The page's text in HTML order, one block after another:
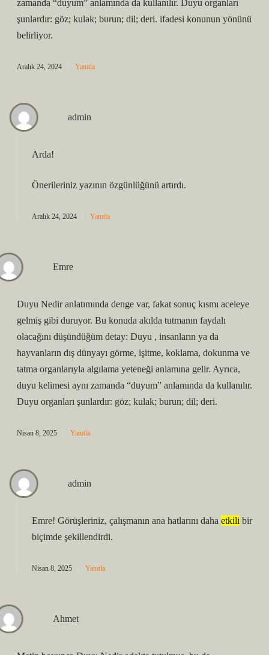
zamanda “duyum” anlamında da kullanılır. Duyu organları
şunlardır: göz; kulak; burun; dil; deri. ifadesi konunun yönünü
belirliyor.
Aralık 24, 2024 Yanıtla
admin
Arda!
Önerileriniz yazının özgünlüğünü artırdı.
Aralık 24, 2024 Yanıtla
Emre
Duyu Nedir anlatımında denge var, fakat sonuç kısmı aceleye
gelmiş gibi duruyor. Bu konuda akılda tutmanın faydalı
olacağını düşündüğüm detay: Duyu , insanların ya da
hayvanların dış dünyayı görme, işitme, koklama, dokunma ve
tatma organlarıyla algılama yeteneği anlamına gelir. Ayrıca,
duyu kelimesi aynı zamanda “duyum” anlamında da kullanılır.
Duyu organları şunlardır: göz; kulak; burun; dil; deri.
Nisan 8, 2025 Yanıtla
admin
Emre! Görüşleriniz, çalışmanın ana hatlarını daha etkili bir
biçimde şekillendirdi.
Nisan 8, 2025 Yanıtla
Ahmet